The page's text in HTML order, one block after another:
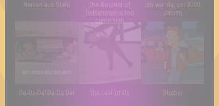
Nerven aus Stahl
The Amount of
Teilnahmen is too
damn high
Ich war da, vor 3000
Jahren
Da-Da Da! Da-Da Da! The Last of Us Streber